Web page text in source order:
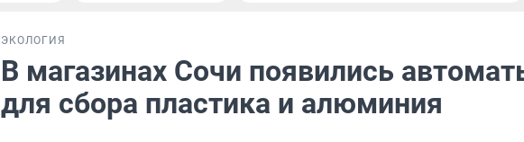
ЭКОЛОГИЯ
В магазинах Сочи появились
для сбора пластика и алюминия